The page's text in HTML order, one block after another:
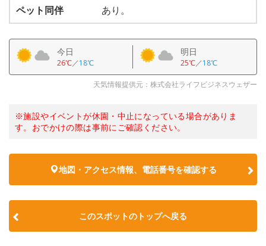
ペット同伴
あり。
今日
26℃／18℃
明日
25℃／18℃
天気情報提供元：株式会社ライフビジネスウェザー
※施設やイベントが休園・中止になっている場合がありま
す。おでかけの際は事前にご確認ください。
地図・アクセス情報、電話番号を確認する
このスポットのトップへ戻る